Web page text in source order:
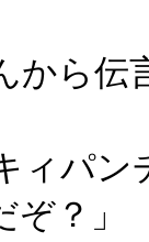
から伝
ィパン
？」